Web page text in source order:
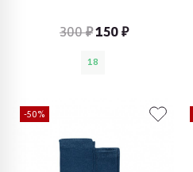
300 ₽150 ₽
18
-50%